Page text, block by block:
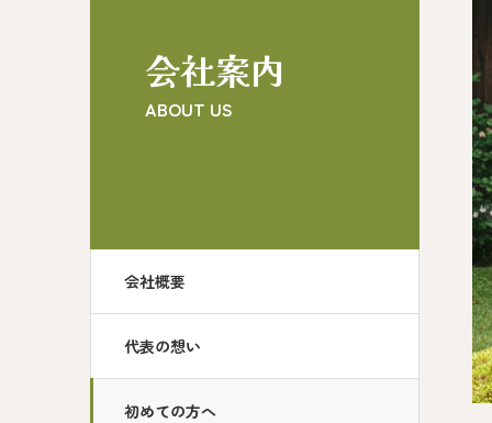
会社案内
ABOUT US
会社概要
代表の想い
初めての方へ